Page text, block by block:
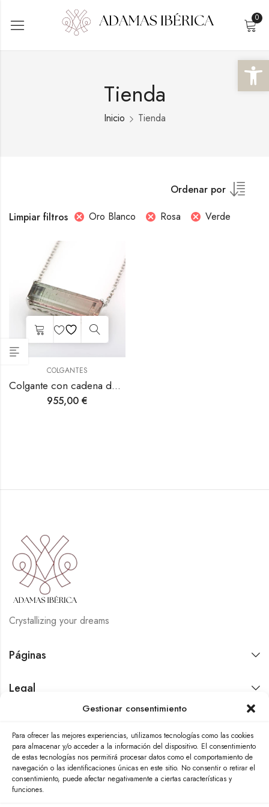
Abrir
Gestionar consentimiento
Para ofrecer las mejores experiencias, utilizamos tecnologías como las cookies
para almacenar y/o acceder a la información del dispositivo. El consentimiento
de estas tecnologías nos permitirá procesar datos como el comportamiento de
navegación o las identificaciones únicas en este sitio. No consentir o retirar el
consentimiento, puede afectar negativamente a ciertas características y
funciones.
0
Tienda
Inicio Tienda
Ordenar por
Limpiar filtros
Oro Blanco Rosa Verde
COLGANTES
Colgante con cadena de oro blanco con turmalina bicolor.
955,00 €
Crystallizing your dreams
Páginas
Legal